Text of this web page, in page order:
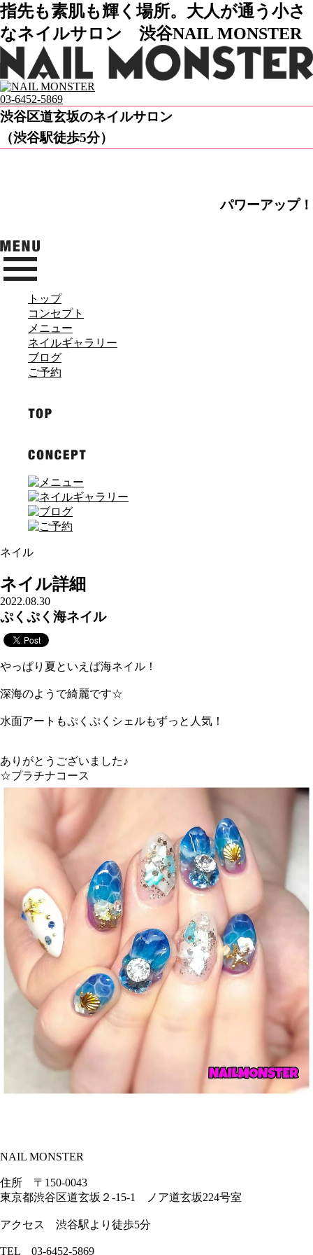
指先も素肌も輝く場所。大人が通う小さ
なネイルサロン 渋谷NAIL MONSTER
03-6452-5869
渋谷区道玄坂のネイルサロン
（渋谷駅徒歩5分）
パワーアップ！
トップ
コンセプト
メニュー
ネイルギャラリー
ブログ
ご予約
ネイル
ネイル詳細
2022.08.30
ぷくぷく海ネイル
やっぱり夏といえば海ネイル！
深海のようで綺麗です☆
水面アートもぷくぷくシェルもずっと人気！
ありがとうございました♪
☆プラチナコース
NAIL MONSTER
住所 〒150-0043
東京都渋谷区道玄坂２-15-1 ノア道玄坂224号室
アクセス 渋谷駅より徒歩5分
TEL 03-6452-5869